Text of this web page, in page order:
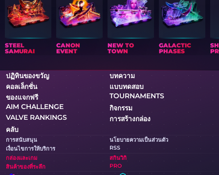
STEEL
SAMURAI
CANON
EVENT
NEW TO
TOWN
GALACTIC
PHASES
ปฏิทินของขวัญ
บทความ
คอลเล็กชั่น
แบบทดสอบ
ของแจกฟรี
TOURNAMENTS
AIM CHALLENGE
กิจกรรม
VALVE RANKINGS
การสร้างกล่อง
คลับ
การสนับสนุน
นโยบายความเป็นส่วนตัว
เงื่อนไขการให้บริการ
RSS
กล่องและเกม
สกินวิกิ
สินค้าของที่ระลึก
PRO